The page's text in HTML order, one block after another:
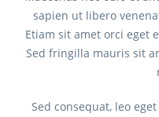
sapien ut libero
Etiam sit amet orci eget
Sed fringilla mauris sit
Sed consequat, leo